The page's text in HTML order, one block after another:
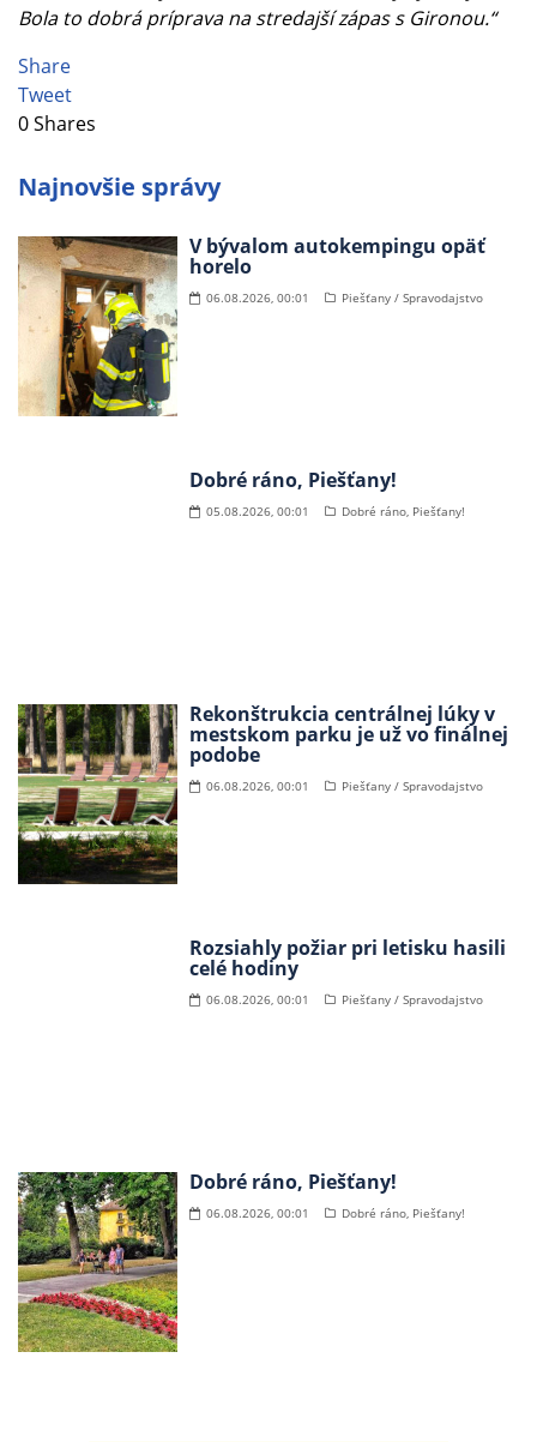
Bola to dobrá príprava na stredajší zápas s Gironou.“
Share
Tweet
0Shares
Najnovšie správy
V bývalom autokempingu opäť
horelo
06.08.2026, 00:01 Piešťany / Spravodajstvo
Dobré ráno, Piešťany!
05.08.2026, 00:01 Dobré ráno, Piešťany!
Rekonštrukcia centrálnej lúky v
mestskom parku je už vo finálnej
podobe
06.08.2026, 00:01 Piešťany / Spravodajstvo
Rozsiahly požiar pri letisku hasili
celé hodiny
06.08.2026, 00:01 Piešťany / Spravodajstvo
Dobré ráno, Piešťany!
06.08.2026, 00:01 Dobré ráno, Piešťany!